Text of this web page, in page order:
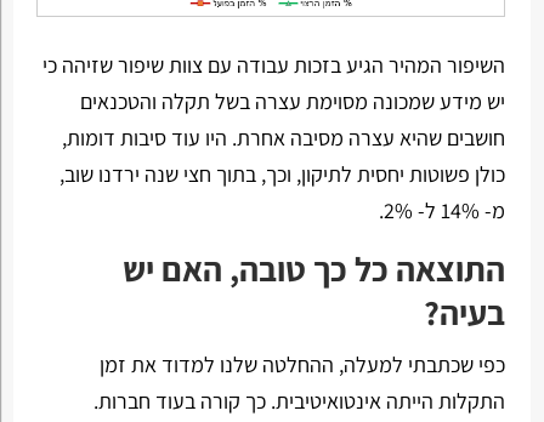
השיפור המהיר הגיע בזכות עבודה עם צוות שיפור שזיהה כי
יש מידע שמכונה מסוימת עצרה בשל תקלה והטכנאים
חושבים שהיא עצרה מסיבה אחרת. היו עוד סיבות דומות,
כולן פשוטות יחסית לתיקון, וכך, בתוך חצי שנה ירדנו שוב,
מ- 14% ל- 2%.
התוצאה כל כך טובה, האם יש
בעיה?
כפי שכתבתי למעלה, ההחלטה שלנו למדוד את זמן
התקלות הייתה אינטואיטיבית. כך קורה בעוד חברות.